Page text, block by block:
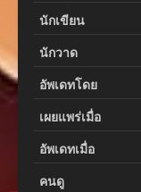
นักเขียน
นักวาด
อัพเดทโดย
เผยแพร่เมื่อ
อัพเดทเมื่อ
คนดู